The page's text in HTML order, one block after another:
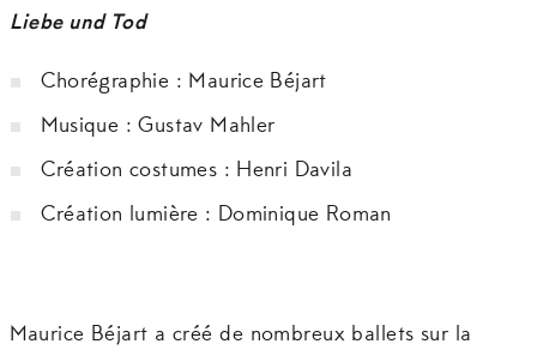
Liebe und Tod
Chorégraphie : Maurice Béjart
Musique : Gustav Mahler
Création costumes : Henri Davila
Création lumière : Dominique Roman
Maurice Béjart a créé de nombreux ballets sur la